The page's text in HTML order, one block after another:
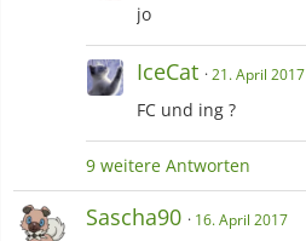
jo
IceCat 21. April 2017
FC und ing ?
9 weitere Antworten
Sascha90 16. April 2017